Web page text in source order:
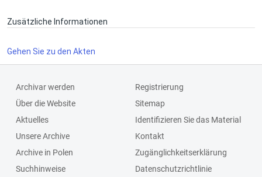
Zusätzliche Informationen
Gehen Sie zu den Akten
Archivar werden
Über die Website
Aktuelles
Unsere Archive
Archive in Polen
Suchhinweise
Registrierung
Sitemap
Identifizieren Sie das Material
Kontakt
Zugänglichkeitserklärung
Datenschutzrichtlinie